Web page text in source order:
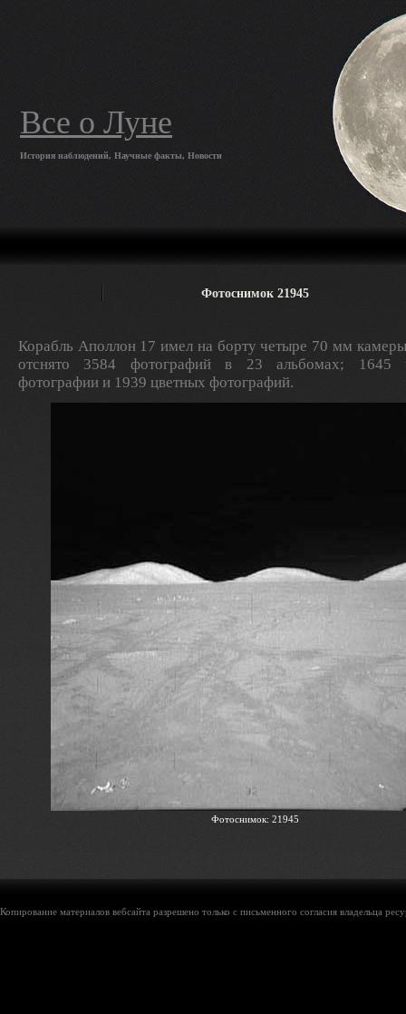
Все о Луне
История наблюдений, Научные факты, Новости
Фотоснимок 21945
Корабль Аполлон 17 имел на борту четыре 70 мм
отснято 3584 фотографий в 23 альбомах; 1645
фотографии и 1939 цветных фотографий.
Фотоснимок: 21945
Копирование материалов вебсайта разрешено только с письменного согласия владельца